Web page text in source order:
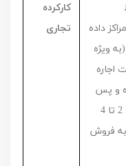
داده
ویژه
اجاره
و پس
2 تا 4
فروش
کارکرده
تجاری